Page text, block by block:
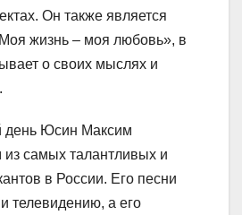
Он также является
жизнь – моя любовь», в
о своих мыслях и
день Юсин Максим
из самых талантливых и
в России. Его песни
телевидению, а его